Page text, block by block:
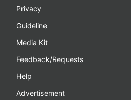
Privacy
Guideline
Media Kit
Feedback/Requests
Help
Advertisement